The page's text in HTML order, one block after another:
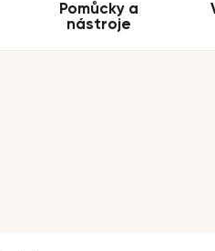
Pomůcky a
nástroje